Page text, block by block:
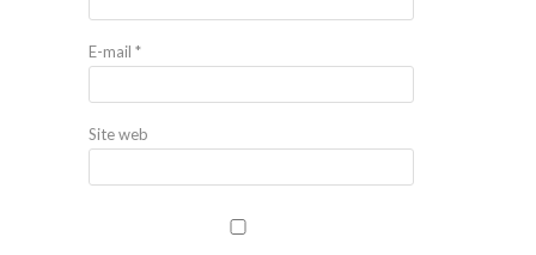
E-mail *
Site web